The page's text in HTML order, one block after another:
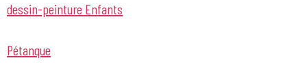
dessin-peinture Enfants
Pétanque